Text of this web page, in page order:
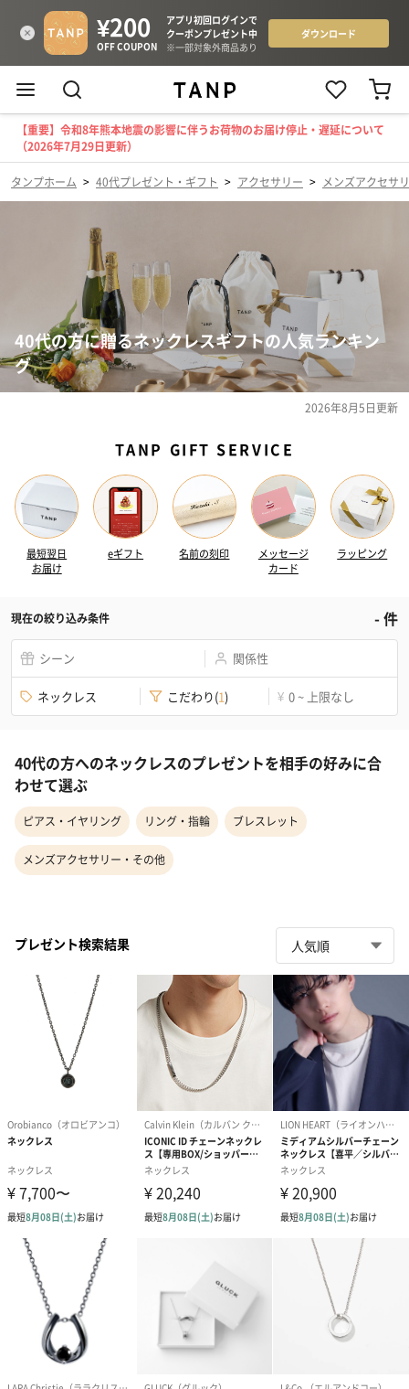
【重要】令和8年熊本地震の影響に伴うお荷物のお届け停止・遅延について
（2026年7月29日更新）
タンプホーム > 40代プレゼント・ギフト > アクセサリー > メンズアクセサ
40代の方に贈るネックレスギフトの人気ランキン
グ
2026年8月5日更新
TANP GIFT SERVICE
最短翌日
お届け
eギフト 名前の刻印
メッセージ
カード
ラッピング
現在の絞り込み条件 -件
シーン 関係性
ネックレス こだわり(1) ¥ 0 ~ 上限なし
40代の方へのネックレスのプレゼントを相手の好みに合
わせて選ぶ
ピアス・イヤリング リング・指輪 ブレスレット
メンズアクセサリー・その他
プレゼント検索結果